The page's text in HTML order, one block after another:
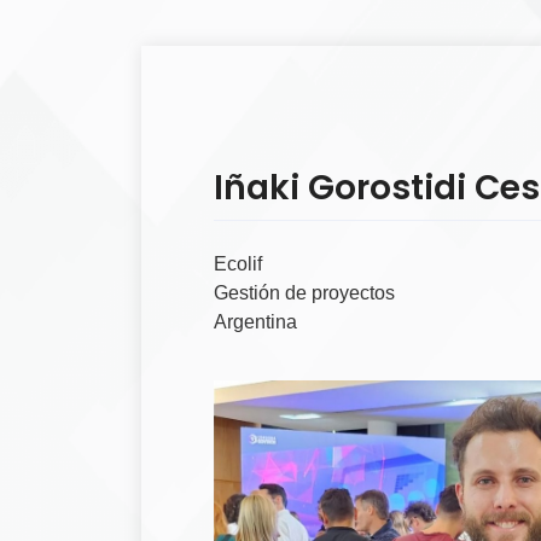
Iñaki Gorostidi
Ecolif
Gestión de proyectos
Argentina